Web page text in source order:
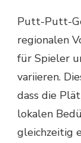
Putt-Putt-
regionalen
für Spieler
variieren.
dass die
lokalen
gleichzeitig